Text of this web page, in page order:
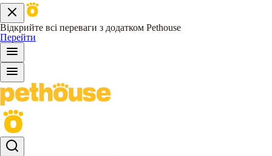
Відкрийте всі переваги з додатком Pethouse
Перейти